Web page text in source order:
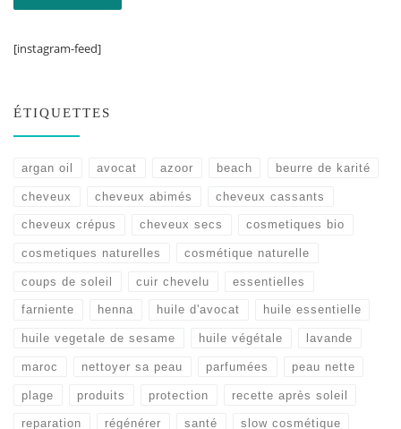
[instagram-feed]
ÉTIQUETTES
argan oil avocat azoor beach beurre de karité
cheveux cheveux abimés cheveux cassants
cheveux crépus cheveux secs cosmetiques bio
cosmetiques naturelles cosmétique naturelle
coups de soleil cuir chevelu essentielles
farniente henna huile d'avocat huile essentielle
huile vegetale de sesame huile végétale lavande
maroc nettoyer sa peau parfumées peau nette
plage produits protection recette après soleil
reparation régénérer santé slow cosmétique